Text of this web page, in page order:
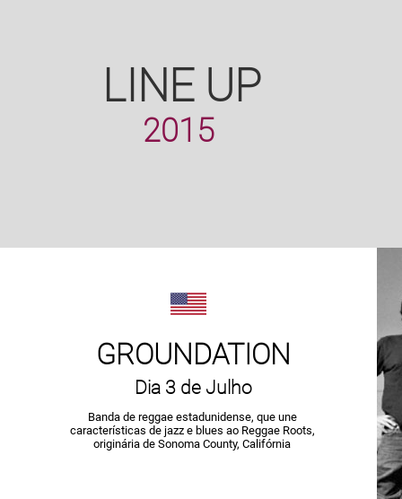
LINE UP
2015
GROUNDATION
Dia 3 de Julho
Banda de reggae estadunidense, que une
características de jazz e blues ao Reggae Roots,
originária de Sonoma County, Califórnia